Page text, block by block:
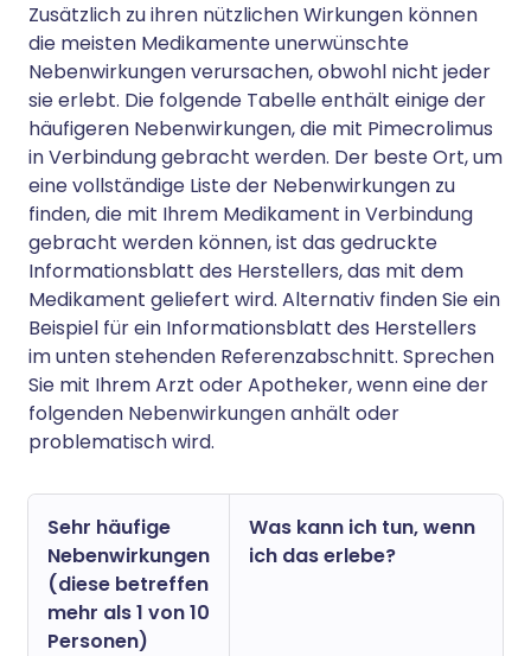
Zusätzlich zu ihren nützlichen Wirkungen können
die meisten Medikamente unerwünschte
Nebenwirkungen verursachen, obwohl nicht jeder
sie erlebt. Die folgende Tabelle enthält einige der
häufigeren Nebenwirkungen, die mit Pimecrolimus
in Verbindung gebracht werden. Der beste Ort, um
eine vollständige Liste der Nebenwirkungen zu
finden, die mit Ihrem Medikament in Verbindung
gebracht werden können, ist das gedruckte
Informationsblatt des Herstellers, das mit dem
Medikament geliefert wird. Alternativ finden Sie ein
Beispiel für ein Informationsblatt des Herstellers
im unten stehenden Referenzabschnitt. Sprechen
Sie mit Ihrem Arzt oder Apotheker, wenn eine der
folgenden Nebenwirkungen anhält oder
problematisch wird.
Sehr häufige
Nebenwirkungen
(diese betreffen
mehr als 1 von 10
Personen)
Was kann ich tun, wenn
ich das erlebe?